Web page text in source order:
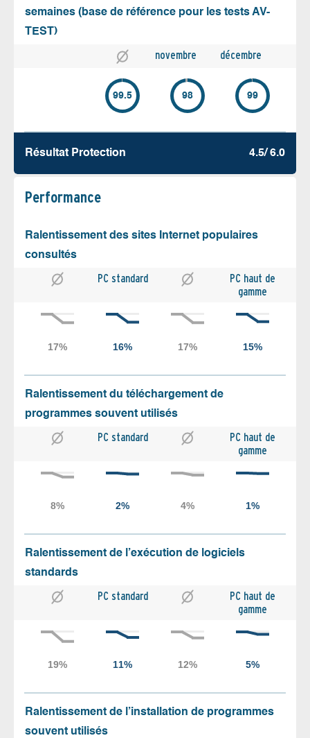
semaines (base de référence pour les tests AV-
TEST)
novembre décembre
99.5 98 99
Résultat Protection 4.5/ 6.0
Performance
Ralentissement des sites Internet populaires
consultés
PC standard
PC haut de
gamme
Ralentissement du téléchargement de
programmes souvent utilisés
PC standard
PC haut de
gamme
Ralentissement de l’exécution de logiciels
standards
PC standard
PC haut de
gamme
Ralentissement de l’installation de programmes
souvent utilisés